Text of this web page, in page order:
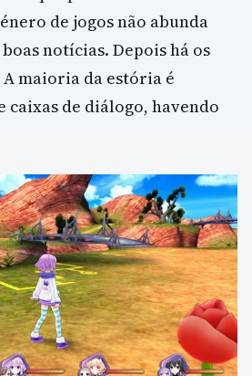
de jogos não abunda
notícias. Depois há os
maioria da estória é
caixas de diálogo, havendo